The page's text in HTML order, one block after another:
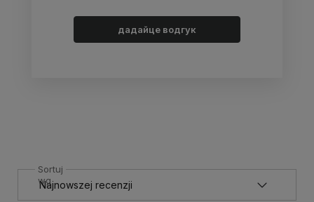
дадайце водгук
Sortuj
wg